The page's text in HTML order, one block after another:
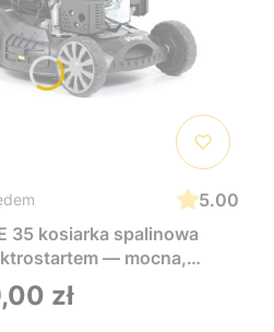
5.00
35 kosiarka spalinowa
— mocna,
idealna do
zł